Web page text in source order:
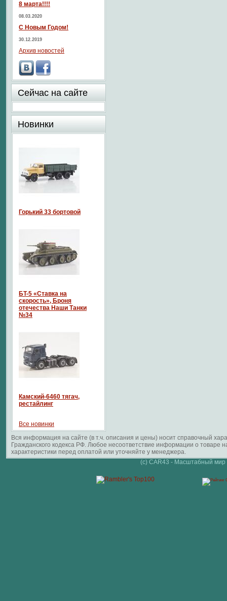
8 марта!!!!
08.03.2020
С Новым Годом!
30.12.2019
Архив новостей
Сейчас на сайте
Новинки
Горький 33 бортовой
БT-5 «Ставка на
скорость», Броня
отечества Наши Танки
№34
Камский-6460 тягач,
рестайлинг
Все новинки
Вся информация на сайте (в т.ч. описания и цены) носит справочный
Гражданского кодекса РФ. Любое несоответствие информации о
характеристики перед оплатой или уточняйте у менеджера.
(c) CAR43 - Масштабный мир